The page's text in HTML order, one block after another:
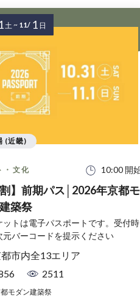
・文化 10:00 開
割】前期パス│2026年京都モ
築祭
ットは電子パスポートです。受付時
元バーコードを提示ください
市内全13エリア
2511
モダン建築祭
(近畿)
土~ 11/ 1 日